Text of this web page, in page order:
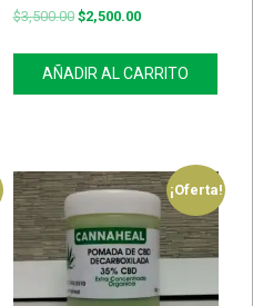
$3,500.00 $2,500.00
AÑADIR AL CARRITO
¡Oferta!